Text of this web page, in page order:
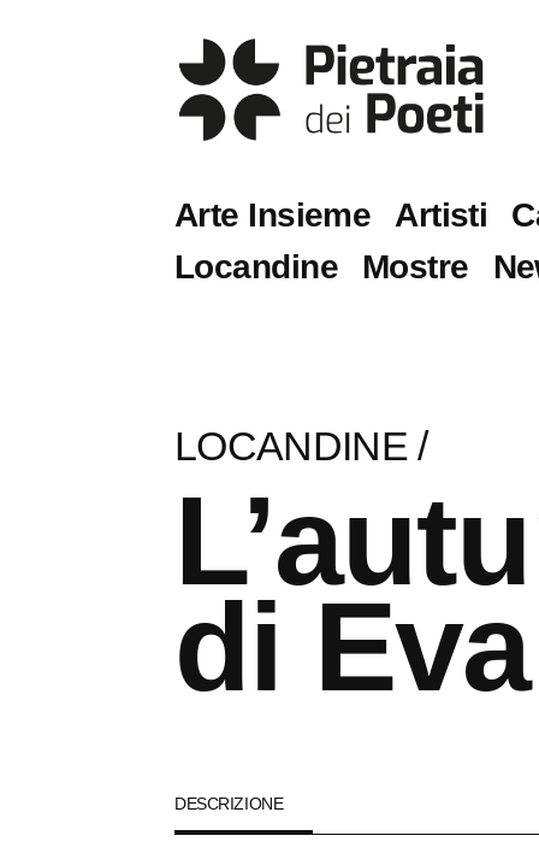
Arte Insieme Artisti
Locandine
Mostre
LOCANDINE/
di Eva
DESCRIZIONE